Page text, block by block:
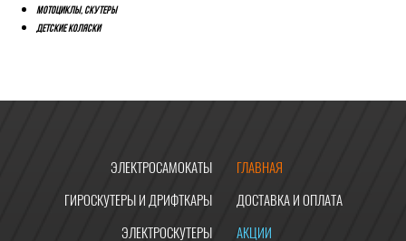
мотоциклы, скутеры
детские коляски
ЭЛЕКТРОСАМОКАТЫ
ГИРОСКУТЕРЫ И ДРИФТКАРЫ
ЭЛЕКТРОСКУТЕРЫ
ГЛАВНАЯ
ДОСТАВКА И ОПЛАТА
АКЦИИ